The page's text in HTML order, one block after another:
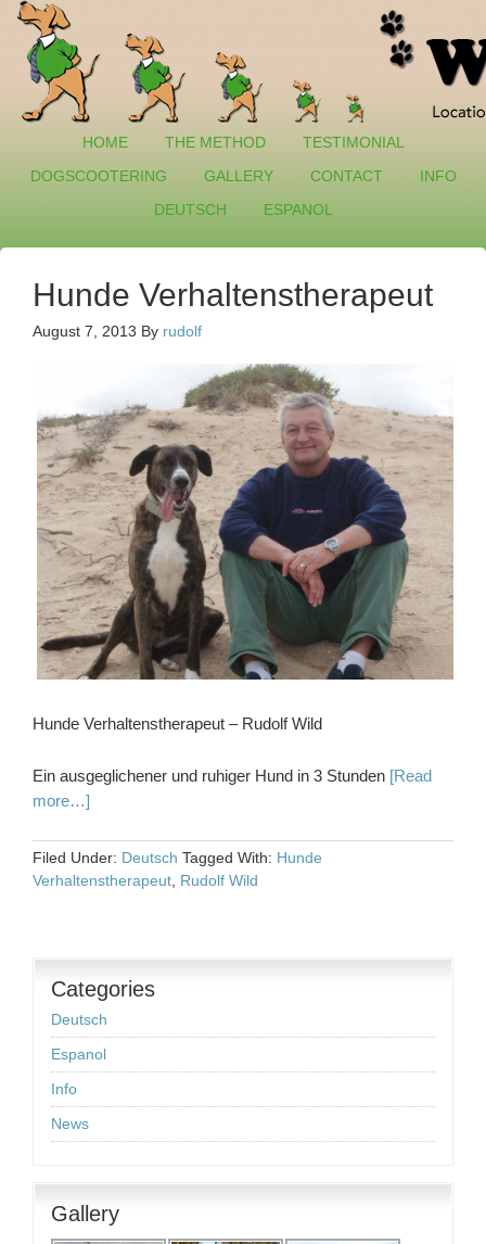
HOME THE METHOD
TESTIMONIAL
DOGSCOOTERING
GALLERY CONTACT
INFO
DEUTSCH
ESPANOL
Hunde Verhaltenstherapeut
August 7, 2013 By rudolf
Hunde Verhaltenstherapeut – Rudolf Wild
Ein ausgeglichener und ruhiger Hund in 3 Stunden [Read
more…]
Filed Under: Deutsch Tagged With: Hunde
Verhaltenstherapeut Rudolf Wild
Categories
Deutsch
Espanol
Info
News
Gallery